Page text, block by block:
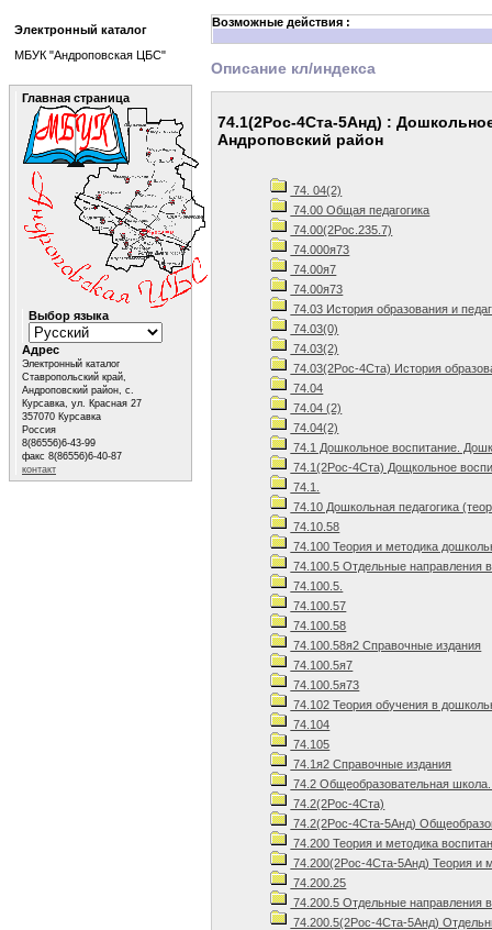
Возможные действия :
Описание кл/индекса
74.1(2Рос-4Ста-5Анд) :
Андроповский район
74. 04(2)
74.00 Общая педагогика
74.00(2Рос.235.7)
74.000я73
74.00я7
74.00я73
74.03 История образования и
74.03(0)
74.03(2)
74.03(2Рос-4Ста) История
74.04
74.04 (2)
74.04(2)
74.1 Дошкольное воспитание.
74.1(2Рос-4Ста) Дощкольное
74.1.
74.10 Дошкольная педагогика
74.10.58
74.100 Теория и методика
74.100.5 Отдельные направления
74.100.5.
74.100.57
74.100.58
74.100.58я2 Справочные издания
74.100.5я7
74.100.5я73
74.102 Теория обучения в
74.104
74.105
74.1я2 Справочные издания
74.2 Общеобразовательная
74.2(2Рос-4Ста)
74.2(2Рос-4Ста-5Анд)
74.200 Теория и методика
74.200(2Рос-4Ста-5Анд) Теория и
74.200.25
74.200.5 Отдельные направления
74.200.5(2Рос-4Ста-5Анд)
Электронный каталог
МБУК "Андроповская ЦБС"
Главная страница
Выбор языка
Адрес
Электронный каталог
Ставропольский край,
Андроповский район, с.
Курсавка, ул. Красная 27
357070 Курсавка
Россия
8(86556)6-43-99
факс 8(86556)6-40-87
контакт